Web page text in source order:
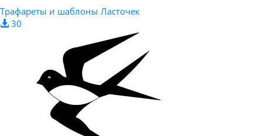
Трафареты и шаблоны Ласточек
30